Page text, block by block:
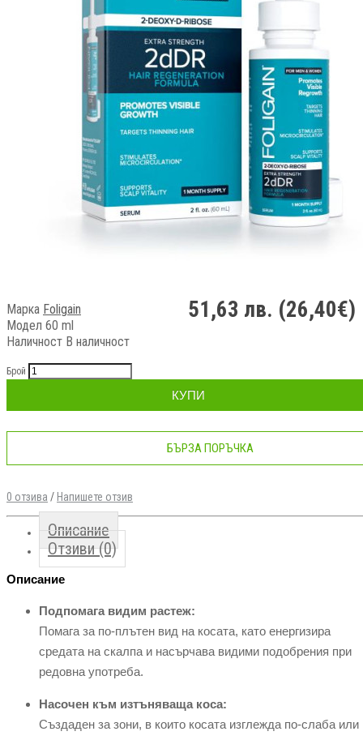
Марка Foligain
Модел 60 ml
Наличност В наличност
51,63 лв. (26,40€)
Брой
КУПИ
БЪРЗА ПОРЪЧКА
0 отзива / Напишете отзив
Описание
Отзиви (0)
Описание
Подпомага видим растеж:
Помага за по-плътен вид на косата, като енергизира
средата на скалпа и насърчава видими подобрения при
редовна употреба.
Насочен към изтъняваща коса:
Създаден за зони, в които косата изглежда по-слаба или